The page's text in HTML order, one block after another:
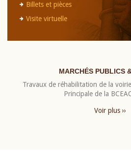
Billets et pièces
Visite virtuelle
MARCHÉS PUBLICS
Travaux de réhabilitation de la
Principale de la
Voir plus ››